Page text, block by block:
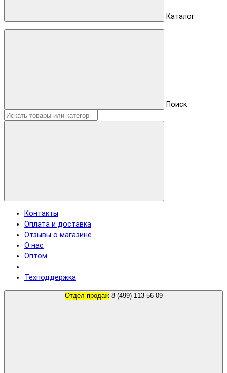
Каталог
Поиск
Контакты
Оплата и доставка
Отзывы о магазине
О нас
Оптом
Техподдержка
Отдел продаж 8 (499) 113-56-09